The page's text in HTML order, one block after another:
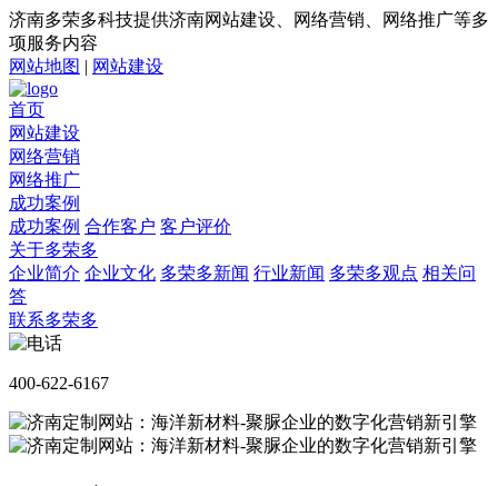
济南多荣多科技提供济南网站建设、网络营销、网络推广等多
项服务内容
网站地图 | 网站建设
首页
网站建设
网络营销
网络推广
成功案例
成功案例 合作客户 客户评价
关于多荣多
企业简介 企业文化 多荣多新闻 行业新闻 多荣多观点 相关问
答
联系多荣多
400-622-6167